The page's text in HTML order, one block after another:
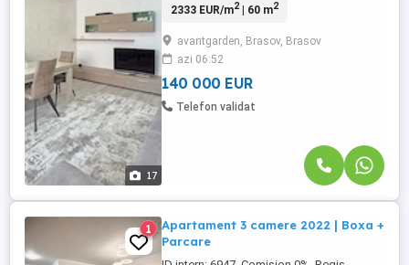
17
poate fi amenajata ca dressing, birou sau
Avantgarden 3 din Brasov. Apartamentul
are o suprafata utila de 60 mp, la care se
adauga doua balcoane, si ...
2333 EUR/m2| 60 m2
avantgarden, Brasov, Brasov
azi 06:52
140 000 EUR
Telefon validat
1
Apartament 3 camere 2022 | Boxa +
Parcare